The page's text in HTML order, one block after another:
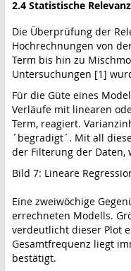
2.4 Statistische
Die Überprüfung der
Hochrechnungen von
Term bis hin zu
Untersuchungen [1]
Für die Güte eines
Verläufe mit linearen
Term, reagiert.
´begradigt´. Mit all
der Filterung der Daten,
Bild 7: Lineare
Eine zweiwöchige
errechneten Modells.
verdeutlicht dieser Plot
Gesamtfrequenz liegt
bestätigt.